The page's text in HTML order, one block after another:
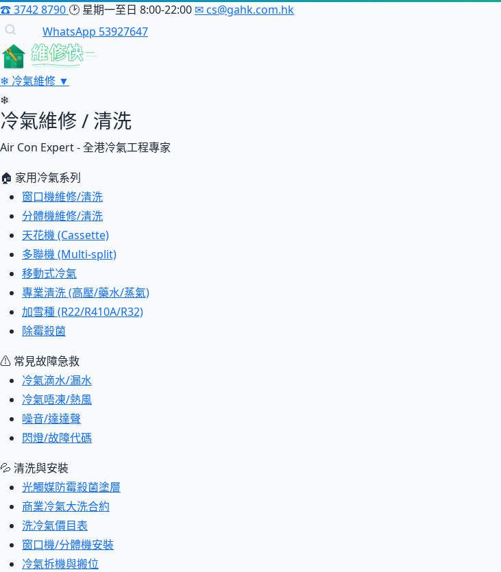
☎3742 8790 🕑 星期一至日 8:00-22:00 ✉cs@gahk.com.hk
WhatsApp 53927647
維修快
❄ 冷氣維修 ▼
❄
冷氣維修 / 清洗
Air Con Expert - 全港冷氣工程專家
🏠 家用冷氣系列
窗口機維修/清洗
分體機維修/清洗
天花機 (Cassette)
多聯機 (Multi-split)
移動式冷氣
專業清洗 (高壓/藥水/蒸氣)
加雪種 (R22/R410A/R32)
除霉殺菌
⚠ 常見故障急救
冷氣滴水/漏水
冷氣唔凍/熱風
噪音/達達聲
閃燈/故障代碼
💦 清洗與安裝
光觸媒防霉殺菌塗層
商業冷氣大洗合約
洗冷氣價目表
窗口機/分體機安裝
冷氣拆機與搬位